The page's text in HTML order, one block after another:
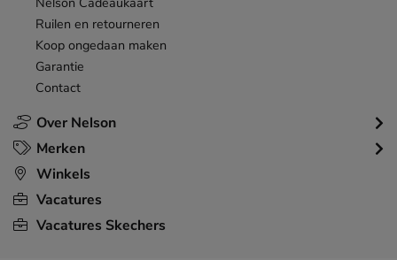
Over Nelson
Ruilen en retourneren
Koop ongedaan maken
Garantie
Contact
Merken
Winkels
Vacatures
Vacatures Skechers